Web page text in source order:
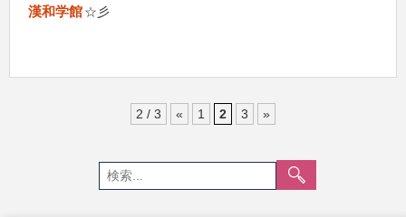
漢和学館☆彡
2 / 3 « 1 2 3 »